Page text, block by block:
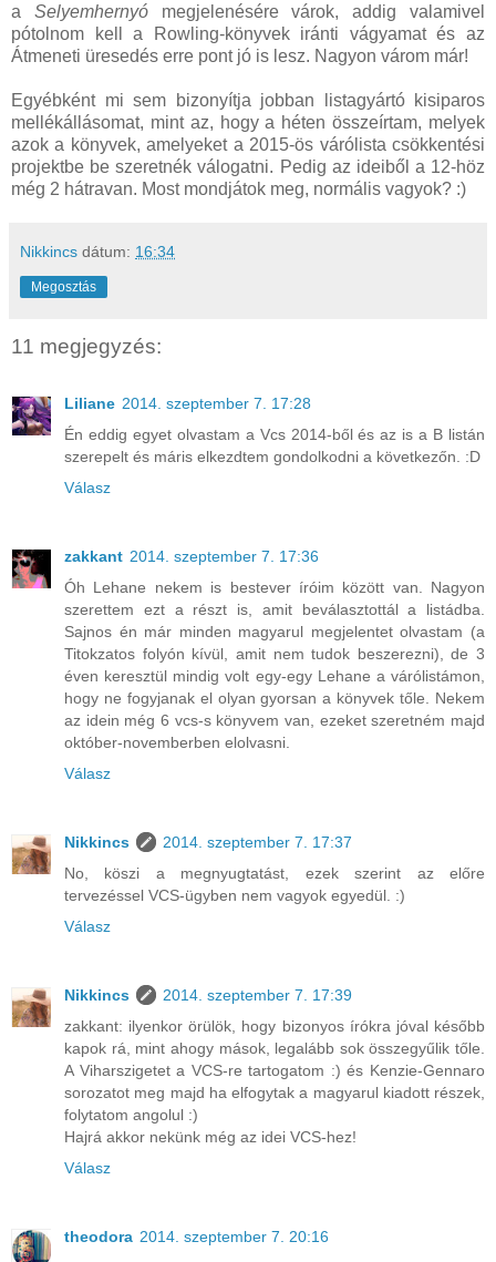
a Selyemhernyó megjelenésére várok, addig valamivel
pótolnom kell a Rowling-könyvek iránti vágyamat és az
Átmeneti üresedés erre pont jó is lesz. Nagyon várom már!
Egyébként mi sem bizonyítja jobban listagyártó kisiparos
mellékállásomat, mint az, hogy a héten összeírtam, melyek
azok a könyvek, amelyeket a 2015-ös várólista csökkentési
projektbe be szeretnék válogatni. Pedig az ideiből a 12-höz
még 2 hátravan. Most mondjátok meg, normális vagyok? :)
Nikkincs dátum: 16:34
Megosztás
11 megjegyzés:
Liliane 2014. szeptember 7. 17:28
Én eddig egyet olvastam a Vcs 2014-ből és az is a B listán
szerepelt és máris elkezdtem gondolkodni a következőn. :D
Válasz
zakkant 2014. szeptember 7. 17:36
Óh Lehane nekem is bestever íróim között van. Nagyon
szerettem ezt a részt is, amit beválasztottál a listádba.
Sajnos én már minden magyarul megjelentet olvastam (a
Titokzatos folyón kívül, amit nem tudok beszerezni), de 3
éven keresztül mindig volt egy-egy Lehane a várólistámon,
hogy ne fogyjanak el olyan gyorsan a könyvek tőle. Nekem
az idein még 6 vcs-s könyvem van, ezeket szeretném majd
október-novemberben elolvasni.
Válasz
Nikkincs
2014. szeptember 7. 17:37
No, köszi a megnyugtatást, ezek szerint az előre
tervezéssel VCS-ügyben nem vagyok egyedül. :)
Válasz
Nikkincs
2014. szeptember 7. 17:39
zakkant: ilyenkor örülök, hogy bizonyos írókra jóval később
kapok rá, mint ahogy mások, legalább sok összegyűlik tőle.
A Viharszigetet a VCS-re tartogatom :) és Kenzie-Gennaro
sorozatot meg majd ha elfogytak a magyarul kiadott részek,
folytatom angolul :)
Hajrá akkor nekünk még az idei VCS-hez!
Válasz
theodora 2014. szeptember 7. 20:16